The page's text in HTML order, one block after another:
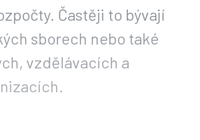
Častěji to bývají
sborech nebo také
vzdělávacích a